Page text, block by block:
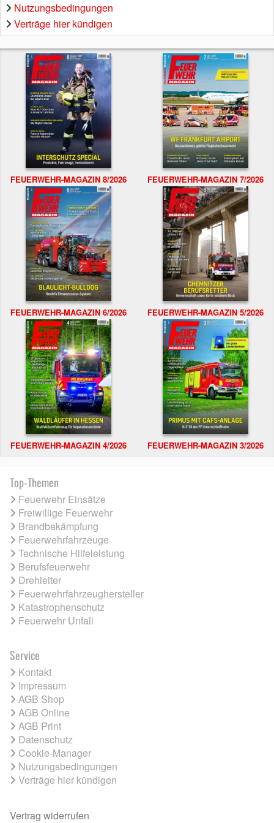
Nutzungsbedingungen
Verträge hier kündigen
FEUERWEHR-MAGAZIN 8/2026 FEUERWEHR-MAGAZIN 7/2026
FEUERWEHR-MAGAZIN 6/2026 FEUERWEHR-MAGAZIN 5/2026
FEUERWEHR-MAGAZIN 4/2026 FEUERWEHR-MAGAZIN 3/2026
Top-Themen
Feuerwehr Einsätze
Freiwillige Feuerwehr
Brandbekämpfung
Feuerwehrfahrzeuge
Technische Hilfeleistung
Berufsfeuerwehr
Drehleiter
Feuerwehrfahrzeughersteller
Katastrophenschutz
Feuerwehr Unfall
Service
Kontakt
Impressum
AGB Shop
AGB Online
AGB Print
Datenschutz
Cookie-Manager
Nutzungsbedingungen
Verträge hier kündigen
Vertrag widerrufen